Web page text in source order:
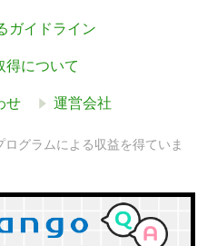
ガイドライン
得について
せ 運営会社
グラムによる収益を得ていま